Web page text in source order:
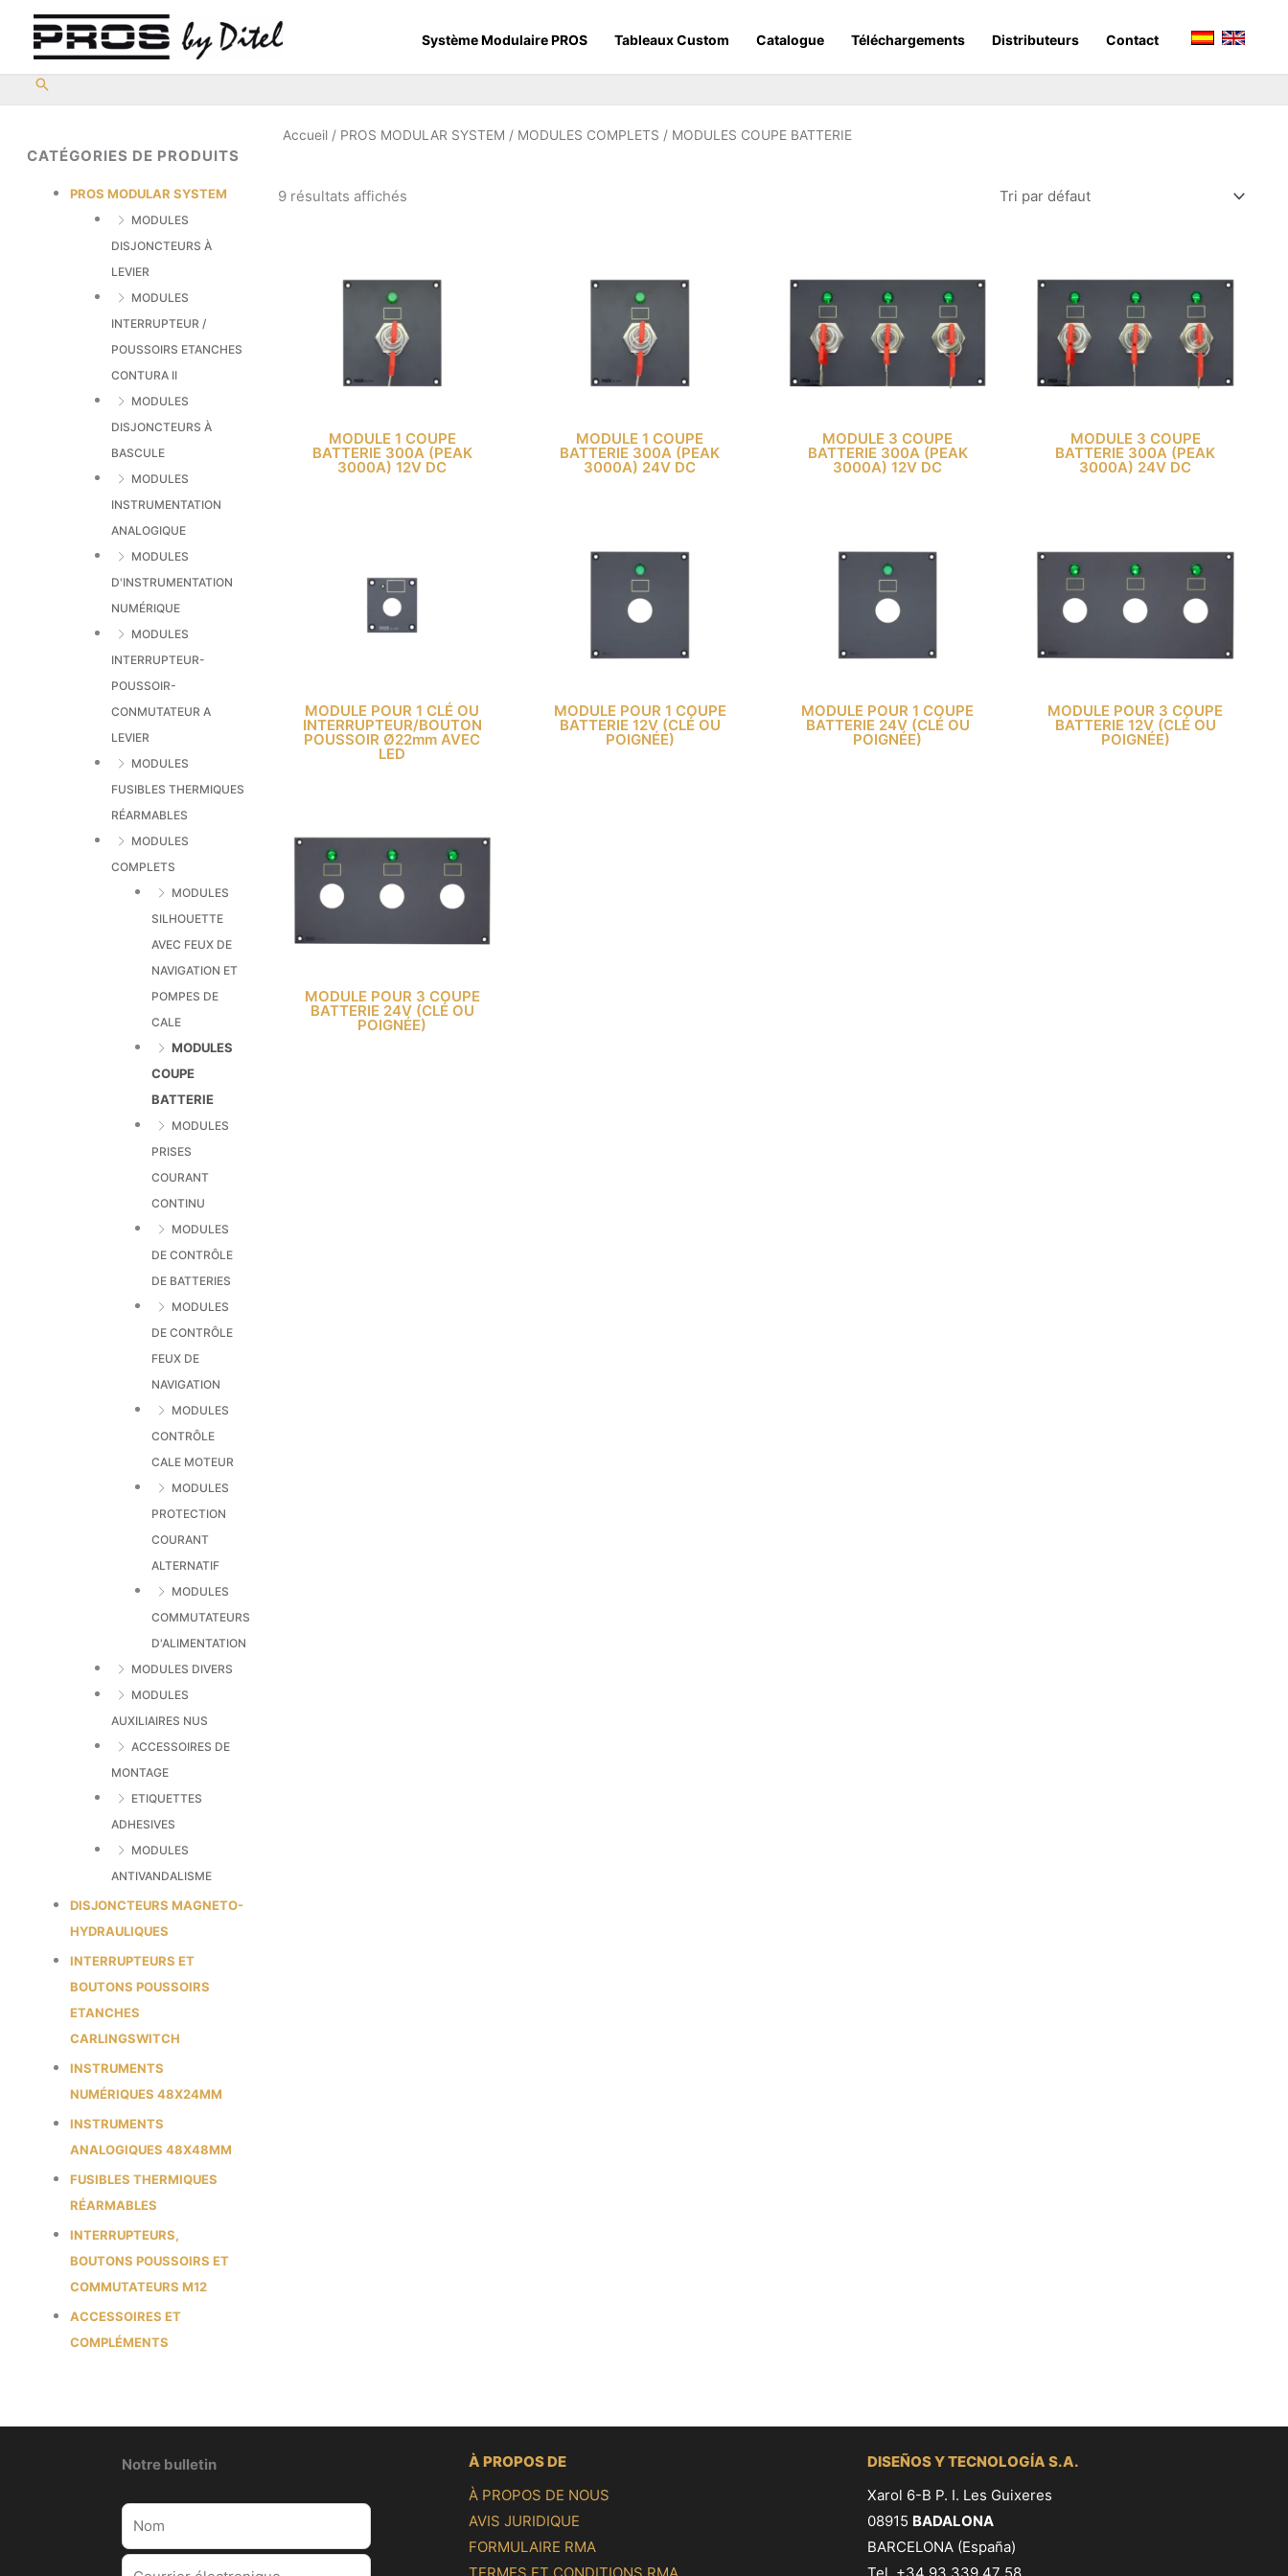
contenu
Système Modulaire PROS Tableaux Custom Catalogue Téléchargements Distributeurs Contact
CATÉGORIES DE PRODUITS
PROS MODULAR SYSTEM
MODULES
DISJONCTEURS À
LEVIER
MODULES
INTERRUPTEUR /
POUSSOIRS ETANCHES
CONTURA II
MODULES
DISJONCTEURS À
BASCULE
MODULES
INSTRUMENTATION
ANALOGIQUE
MODULES
D'INSTRUMENTATION
NUMÉRIQUE
MODULES
INTERRUPTEUR-
POUSSOIR-
CONMUTATEUR A
LEVIER
MODULES
FUSIBLES THERMIQUES
RÉARMABLES
MODULES
COMPLETS
MODULES
SILHOUETTE
AVEC FEUX DE
NAVIGATION ET
POMPES DE
CALE
MODULES
COUPE
BATTERIE
MODULES
PRISES
COURANT
CONTINU
MODULES
DE CONTRÔLE
DE BATTERIES
MODULES
DE CONTRÔLE
FEUX DE
NAVIGATION
MODULES
CONTRÔLE
CALE MOTEUR
MODULES
PROTECTION
COURANT
ALTERNATIF
MODULES
COMMUTATEURS
D'ALIMENTATION
MODULES DIVERS
MODULES
AUXILIAIRES NUS
ACCESSOIRES DE
MONTAGE
ETIQUETTES
ADHESIVES
MODULES
ANTIVANDALISME
DISJONCTEURS MAGNETO-
HYDRAULIQUES
INTERRUPTEURS ET
BOUTONS POUSSOIRS
ETANCHES
CARLINGSWITCH
INSTRUMENTS
NUMÉRIQUES 48X24MM
INSTRUMENTS
ANALOGIQUES 48X48MM
FUSIBLES THERMIQUES
RÉARMABLES
INTERRUPTEURS,
BOUTONS POUSSOIRS ET
COMMUTATEURS M12
ACCESSOIRES ET
COMPLÉMENTS
Accueil/ PROS MODULAR SYSTEM / MODULES COMPLETS / MODULES COUPE BATTERIE
9 résultats affichés
MODULE 1 COUPE
BATTERIE 300A (PEAK
3000A) 12V DC
MODULE 1 COUPE
BATTERIE 300A (PEAK
3000A) 24V DC
MODULE 3 COUPE
BATTERIE 300A (PEAK
3000A) 12V DC
MODULE 3 COUPE
BATTERIE 300A (PEAK
3000A) 24V DC
MODULE POUR 1 CLÉ OU
INTERRUPTEUR/BOUTON
POUSSOIR Ø22mm AVEC
LED
MODULE POUR 1 COUPE
BATTERIE 12V (CLÉ OU
POIGNÉE)
MODULE POUR 1 COUPE
BATTERIE 24V (CLÉ OU
POIGNÉE)
MODULE POUR 3 COUPE
BATTERIE 12V (CLÉ OU
POIGNÉE)
MODULE POUR 3 COUPE
BATTERIE 24V (CLÉ OU
POIGNÉE)
Notre bulletin
À PROPOS DE
À PROPOS DE NOUS
AVIS JURIDIQUE
FORMULAIRE RMA
DISEÑOS Y TECNOLOGÍA S.A.
Xarol 6-B P. I. Les Guixeres
08915 BADALONA
BARCELONA (España)